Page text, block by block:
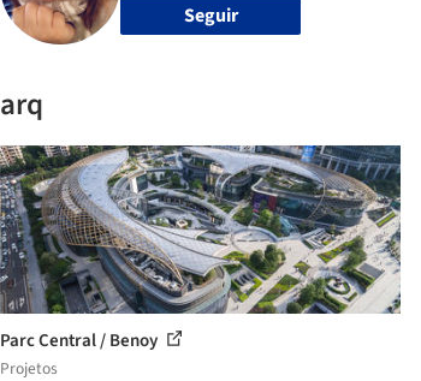
Seguir
arq
Parc Central / Benoy
Projetos